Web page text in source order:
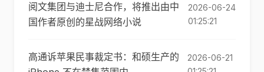
阅文集团与迪士尼合作，将推出由中
国作者原创的星战网络小说
2026-06-24
01:25:21
高通诉苹果民事裁定书：和硕生产的
2026-06-21